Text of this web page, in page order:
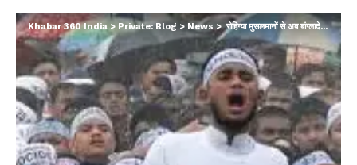
Khabar 360 India> Private: Blog > News >रोहिंग्या मुसलमानों से अब बांग्लादेश परेशान, वापस म्यांमार भेजने का कहा